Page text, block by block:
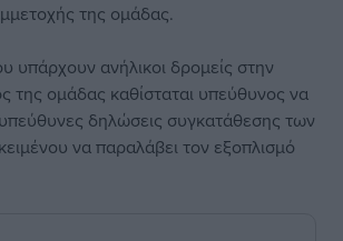
της ομάδας.
υπάρχουν ανήλικοι δρομείς στην
της ομάδας καθίσταται υπεύθυνος να
υπεύθυνες δηλώσεις συγκατάθεσης των
να παραλάβει τον εξοπλισμό